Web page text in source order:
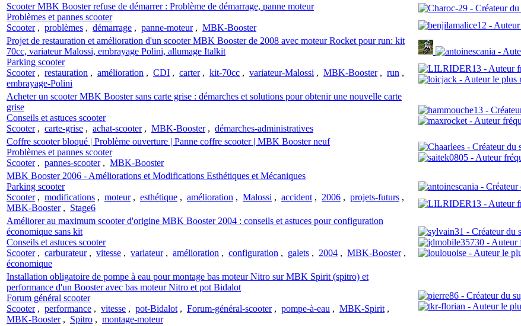
Scooter MBK Booster refuse de démarrer : Problème de démarrage, panne moteur
Problèmes et pannes scooter
Scooter, problèmes , démarrage , panne-moteur, MBK-Booster
Projet de restauration et amélioration d'un scooter MBK Booster de 2008 avec moteur Rocket pour run: kit
70cc, variateur Malossi, embrayage Polini, allumage Italkit
Parking scooter
Scooter, restauration , amélioration , CDI , carter, kit-70cc , variateur-Malossi , MBK-Booster, run ,
embrayage-Polini
Acheter un scooter MBK Booster sans carte grise : démarches et solutions pour obtenir une nouvelle carte
grise
Conseils et astuces scooter
Scooter, carte-grise , achat-scooter, MBK-Booster, démarches-administratives
Coffre scooter bloqué | Problème ouverture | Panne coffre scooter | MBK Booster neuf
Problèmes et pannes scooter
Scooter, pannes-scooter, MBK-Booster
MBK Booster 2006 - Améliorations et Modifications Esthétiques et Mécaniques
Parking scooter
Scooter, modifications , moteur, esthétique , amélioration , Malossi , accident , 2006 , projets-futurs ,
MBK-Booster, Stage6
Améliorer au maximum scooter d'origine MBK Booster 2004 : conseils et astuces pour configuration
économique sans kit
Conseils et astuces scooter
Scooter, carburateur, vitesse , variateur, amélioration , configuration , galets , 2004 , MBK-Booster,
économique
Installation obligatoire de pompe à eau pour montage bas moteur Nitro sur MBK Spirit (spitro) et
performance d'un Booster avec bas moteur Nitro et pot Bidalot
Forum général scooter
Scooter, performance , vitesse , pot-Bidalot , Forum-général-scooter, pompe-à-eau , MBK-Spirit ,
MBK-Booster, Spitro , montage-moteur